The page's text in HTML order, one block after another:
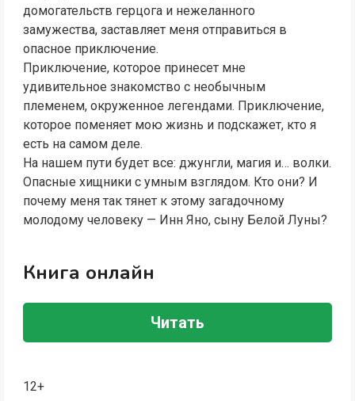
домогательств герцога и нежеланного
замужества, заставляет меня отправиться в
опасное приключение.
Приключение, которое принесет мне
удивительное знакомство с необычным
племенем, окруженное легендами. Приключение,
которое поменяет мою жизнь и подскажет, кто я
есть на самом деле.
На нашем пути будет все: джунгли, магия и… волки.
Опасные хищники с умным взглядом. Кто они? И
почему меня так тянет к этому загадочному
молодому человеку — Инн Яно, сыну Белой Луны?
Книга онлайн
Читать
12+